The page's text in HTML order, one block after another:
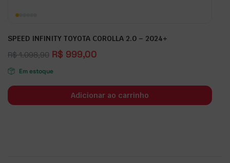
SPEED INFINITY TOYOTA COROLLA 2.0 – 2024+
R$1.098,90 R$ 999,00
Em estoque
Adicionar ao carrinho